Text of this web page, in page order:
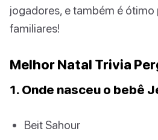
jogadores, e também é ótimo
familiares!
Melhor Natal Trivia
1. Onde nasceu o bebê
Beit Sahour